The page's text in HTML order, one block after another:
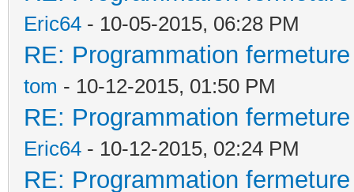
elseif
(auto_volets_bas ==
Jun 08 17:15:10
(ScriptExec.cpp:94)
(0xb70550)
Eric64 - 10-05-2015, 06:28 PM
RE: Programmation
tom - 10-12-2015, 01:50 PM
RE: Programmation
Eric64 - 10-12-2015, 02:24 PM
RE: Programmation